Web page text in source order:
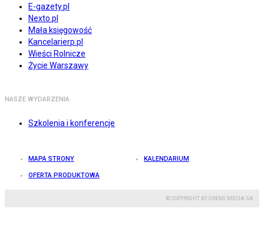
E-gazety.pl
Nexto.pl
Mała księgowość
Kancelarierp.pl
Wieści Rolnicze
Życie Warszawy
NASZE WYDARZENIA
Szkolenia i konferencje
MAPA STRONY KALENDARIUM
OFERTA PRODUKTOWA
© COPYRIGHT BY GREMI MEDIA SA